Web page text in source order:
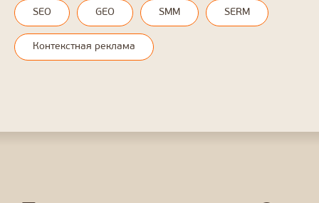
SEO GEO SMM SERM
Контекстная реклама